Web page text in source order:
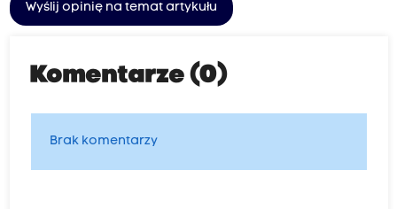
Wyślij opinię na temat artykułu
Komentarze (0)
Brak komentarzy